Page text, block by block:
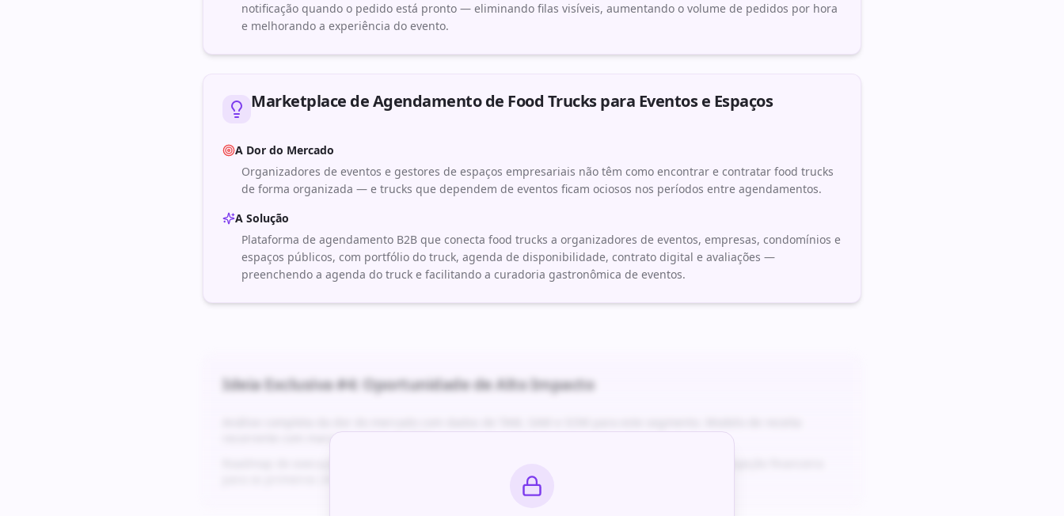
notificação quando o pedido está pronto — eliminando filas visíveis, aumentando o volume de pedidos por hora
e melhorando a experiência do evento.
Marketplace de Agendamento de Food Trucks para Eventos e Espaços
A Dor do Mercado
Organizadores de eventos e gestores de espaços empresariais não têm como encontrar e contratar food trucks
de forma organizada — e trucks que dependem de eventos ficam ociosos nos períodos entre agendamentos.
A Solução
Plataforma de agendamento B2B que conecta food trucks a organizadores de eventos, empresas, condomínios e
espaços públicos, com portfólio do truck, agenda de disponibilidade, contrato digital e avaliações —
preenchendo a agenda do truck e facilitando a curadoria gastronômica de eventos.
Ideia Exclusiva #4: Oportunidade de Alto Impacto
recorrente com margens acima de 70%.